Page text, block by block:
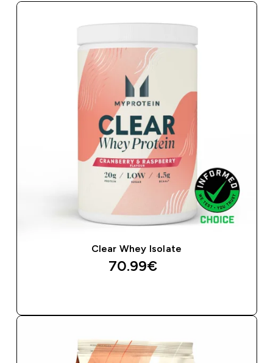
Clear Whey Isolate
70.99€‎